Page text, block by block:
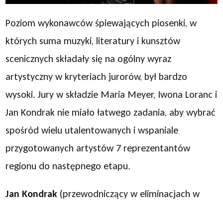
Poziom wykonawców śpiewających piosenki, w
których suma muzyki, literatury i kunsztów
scenicznych składały się na ogólny wyraz
artystyczny w kryteriach jurorów, był bardzo
wysoki. Jury w składzie Maria Meyer, Iwona Loranc i
Jan Kondrak nie miało łatwego zadania, aby wybrać
spośród wielu utalentowanych i wspaniale
przygotowanych artystów 7 reprezentantów
regionu do następnego etapu.
Jan Kondrak (przewodniczący w eliminacjach w